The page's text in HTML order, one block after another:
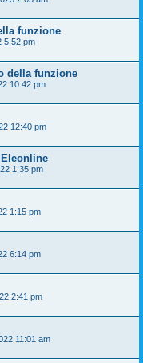
funzione
5:52 pm
della funzione
10:42 pm
12:40 pm
1:35 pm
1:15 pm
6:14 pm
2:41 pm
11:01 am